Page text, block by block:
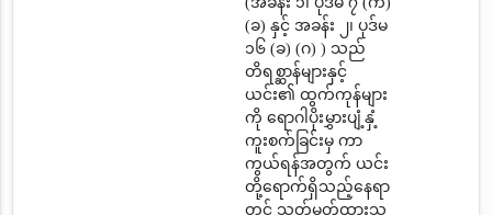
(ခ) နှင့် အခန်း ၂၊ ပုဒ်မ
၁၆ (ခ) (ဂ) ) သည်
တိရစ္ဆာန်များနှင့်
ယင်း၏ ထွက်ကုန်များ
ကို ရောဂါပိုးမွှားပျံ့နှံ့
ကူးစက်ခြင်းမှ ကာ
ကွယ်ရန်အတွက် ယင်း
တို့ရောက်ရှိသည့်နေရာ
တွင် သတ်မှတ်ထားသ